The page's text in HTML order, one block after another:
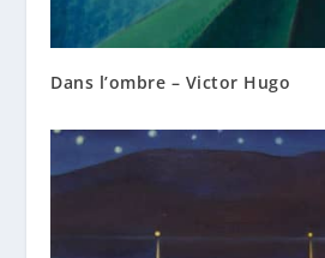
Dans l’ombre – Victor Hugo